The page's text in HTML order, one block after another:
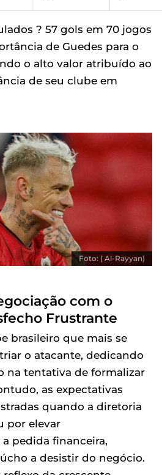
? 57 gols em 70 jogos
de Guedes para o
o alto valor atribuído ao
de seu clube em
Foto: ( Al-Rayyan)
com o
Frustrante
brasileiro que mais se
o atacante, dedicando
na tentativa de formalizar
as expectativas
quando a diretoria
por elevar
pedida financeira,
a desistir do negócio.